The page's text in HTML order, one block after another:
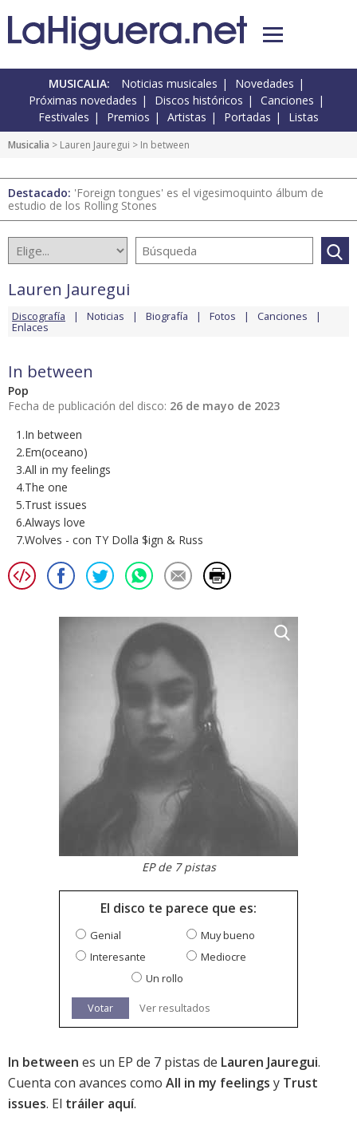
MUSICALIA: Noticias musicales
Novedades
Próximas novedades
Discos históricos
Canciones
Festivales
Premios Artistas Portadas Listas
Musicalia > Lauren Jauregui > In between
Destacado: 'Foreign tongues' es el vigesimoquinto álbum de
estudio de los Rolling Stones
Lauren Jauregui
Discografía Noticias Biografía Fotos Canciones
Enlaces
In between
Pop
Fecha de publicación del disco: 26 de mayo de 2023
1.In between
2.Em(oceano)
3.All in my feelings
4.The one
5.Trust issues
6.Always love
7.Wolves - con TY Dolla $ign & Russ
EP de 7 pistas
El disco te parece que es:
Genial
Muy bueno
Interesante
Mediocre
Un rollo
Votar Ver resultados
In between es un EP de 7 pistas de Lauren Jauregui.
Cuenta con avances como All in my feelings y Trust
issues. El tráiler aquí.